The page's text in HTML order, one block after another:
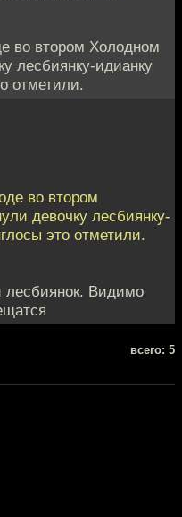
во втором Холодном
лесбиянку-идианку
отметили.
во втором
девочку лесбиянку-
это отметили.
Видимо
всего: 5